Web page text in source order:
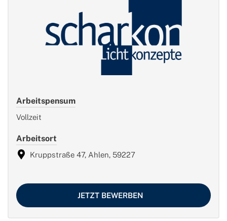
Arbeitspensum
Vollzeit
Arbeitsort
Kruppstraße 47, Ahlen, 59227
JETZT BEWERBEN